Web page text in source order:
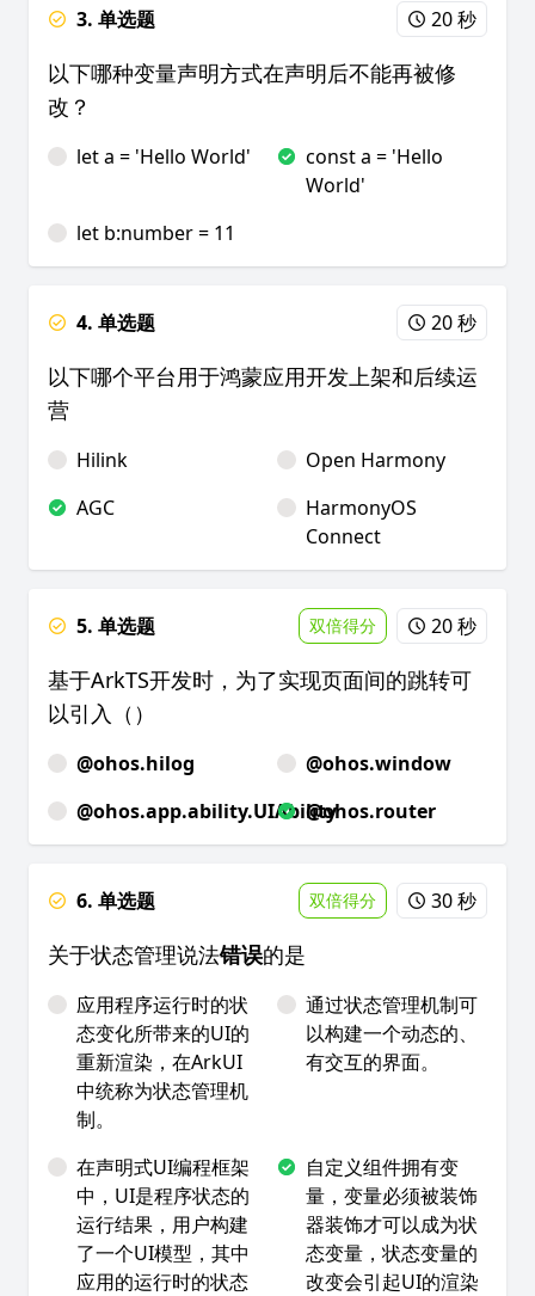
3. 单选题 20 秒
以下哪种变量声明方式在声明后不能再被修
改？
let a = 'Hello World'
const a = 'Hello
World'
let b:number = 11
4. 单选题 20 秒
以下哪个平台用于鸿蒙应用开发上架和后续运
营
Hilink
Open Harmony
AGC
HarmonyOS
Connect
5. 单选题 双倍得分 20 秒
基于ArkTS开发时，为了实现页面间的跳转可
以引入（）
@ohos.hilog
@ohos.window
@ohos.app.ability.UIAbility@ohos.router
6. 单选题 双倍得分 30 秒
关于状态管理说法错误的是
应用程序运行时的状
态变化所带来的UI的
重新渲染，在ArkUI
中统称为状态管理机
制。
通过状态管理机制可
以构建一个动态的、
有交互的界面。
在声明式UI编程框架
中，UI是程序状态的
运行结果，用户构建
了一个UI模型，其中
应用的运行时的状态
自定义组件拥有变
量，变量必须被装饰
器装饰才可以成为状
态变量，状态变量的
改变会引起UI的渲染